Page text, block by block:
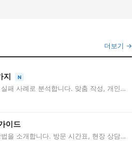
지 N
패 사례로 분석합니다. 맞춤 작성, 개인정
이드
을 소개합니다. 방문 시간표, 현장 상담
더보기 →